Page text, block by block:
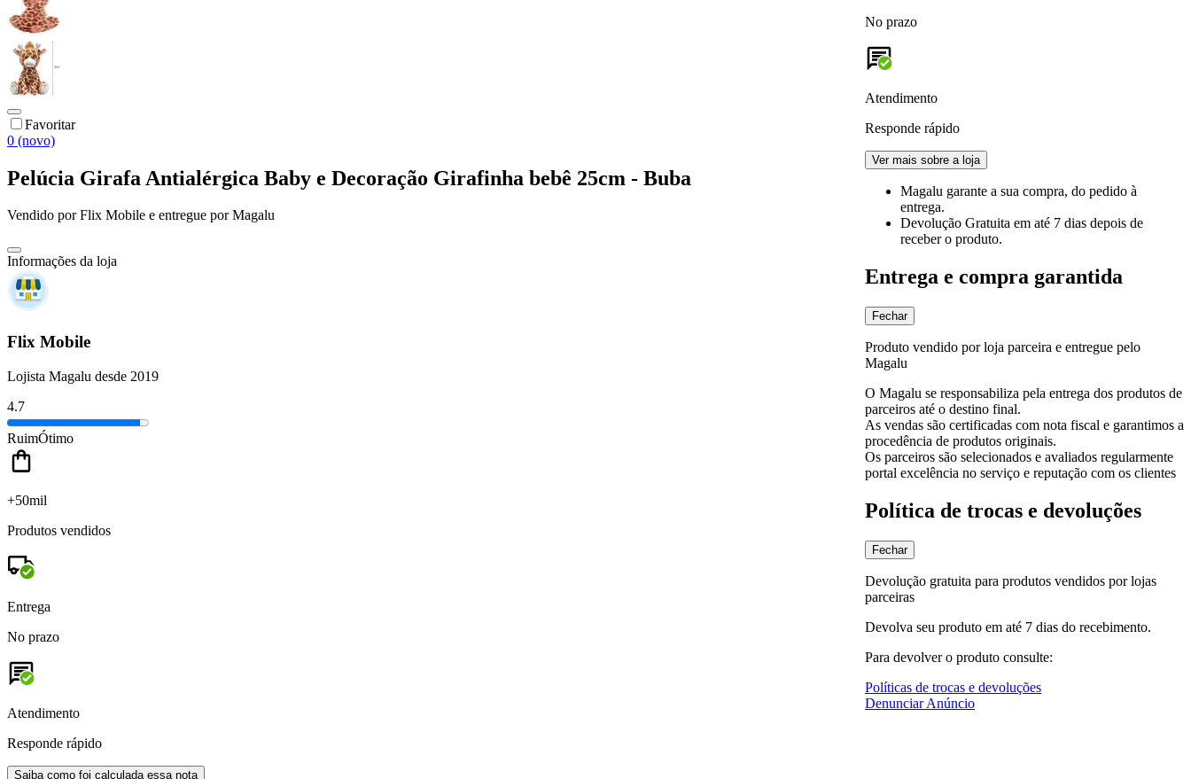
Favoritar
0 (novo)
Pelúcia Girafa Antialérgica Baby e Decoração Girafinha bebê 25cm - Buba
Vendido porFlix Mobile e entregue por Magalu
Informações da loja
Flix Mobile
Lojista Magalu desde 2019
4.7
RuimÓtimo
+50mil
Produtos vendidos
Entrega
No prazo
Atendimento
Responde rápido
Saiba como foi calculada essa nota
No prazo
Atendimento
Responde rápido
Ver mais sobre a loja
Magalu garante a sua compra, do pedido à
entrega.
Devolução Gratuita em até 7 dias depois de
receber o produto.
Entrega e compra garantida
Fechar
Produto vendido por loja parceira e entregue pelo
Magalu
O Magalu se responsabiliza pela entrega dos produtos de
parceiros até o destino final.
As vendas são certificadas com nota fiscal e garantimos a
procedência de produtos originais.
Os parceiros são selecionados e avaliados regularmente
portal excelência no serviço e reputação com os clientes
Política de trocas e devoluções
Fechar
Devolução gratuita para produtos vendidos por lojas
parceiras
Devolva seu produto em até 7 dias do recebimento.
Para devolver o produto consulte:
Políticas de trocas e devoluções
Denunciar Anúncio